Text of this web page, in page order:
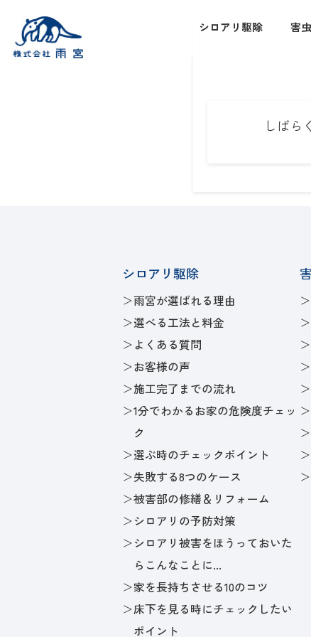
シロアリ駆除 害
しばら
シロアリ駆除
雨宮が選ばれる理由
選べる工法と料金
よくある質問
お客様の声
施工完了までの流れ
1分でわかるお家の危険度チェッ
ク
選ぶ時のチェックポイント
失敗する8つのケース
被害部の修繕＆リフォーム
シロアリの予防対策
シロアリ被害をほうっておいた
らこんなことに...
家を長持ちさせる10のコツ
床下を見る時にチェックしたい
ポイント